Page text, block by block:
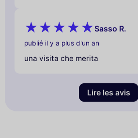
Sasso R.
publié il y a plus d'un an
una visita che merita
Lire les avis